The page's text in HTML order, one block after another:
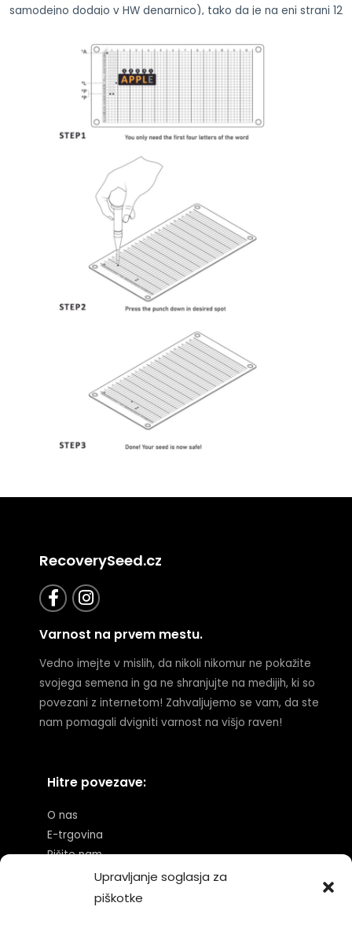
Upravljanje soglasja za
piškotke
samodejno dodajo v HW denarnico), tako da je na eni strani 12
vašega semena v HW denarnici Trezor ali Ledger.
RecoverySeed.cz
F
a
c
e
b
o
o
k
-
I
n
s
t
a
g
r
a
m
Varnost na prvem mestu.
Vedno imejte v mislih, da nikoli nikomur ne pokažite
svojega semena in ga ne shranjujte na medijih, ki so
povezani z internetom! Zahvaljujemo se vam, da ste
nam pomagali dvigniti varnost na višjo raven!
Hitre povezave:
O nas
E-trgovina
Pišite nam
Pogoji in določila
Partnerski program